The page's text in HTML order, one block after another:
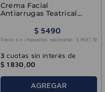
Crema Facial
Antiarrugas Teatrical
$ 5490
Precio sin impuestos nacionales: $ 4537, 19
3 cuotas sin interés de
$ 1830,00
AGREGAR